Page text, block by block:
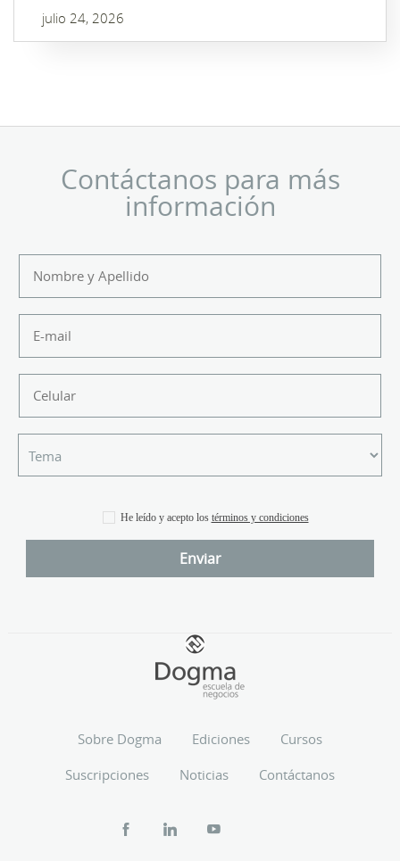
julio 24, 2026
Contáctanos para más
información
He leído y acepto los términos y condiciones
Sobre Dogma Ediciones
Cursos
Suscripciones
Noticias Contáctanos